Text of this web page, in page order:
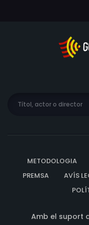
METODOLOGIA
PREMSA
AVÍS
Amb el suport